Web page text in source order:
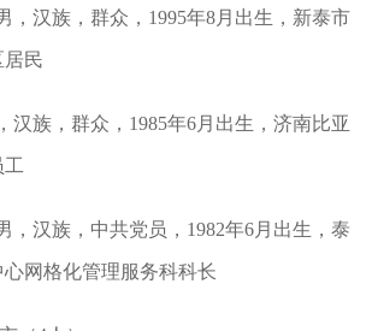
，汉族，群众，1995年8月出生，新泰市
居民
汉族，群众，1985年6月出生，济南比亚
，汉族，中共党员，1982年6月出生，泰
网格化管理服务科科长